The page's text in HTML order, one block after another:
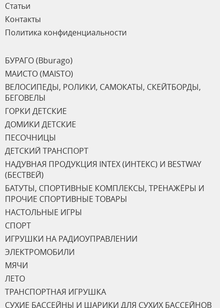
Статьи
Контакты
Политика конфиденциальности
БУРАГО (Bburago)
МАИСТО (MAISTO)
ВЕЛОСИПЕДЫ, РОЛИКИ, САМОКАТЫ, СКЕЙТБОРДЫ,
БЕГОВЕЛЫ
ГОРКИ ДЕТСКИЕ
ДОМИКИ ДЕТСКИЕ
ПЕСОЧНИЦЫ
ДЕТСКИЙ ТРАНСПОРТ
НАДУВНАЯ ПРОДУКЦИЯ INTEX (ИНТЕКС) И BESTWAY
(БЕСТВЕЙ)
БАТУТЫ, СПОРТИВНЫЕ КОМПЛЕКСЫ, ТРЕНАЖЁРЫ И
ПРОЧИЕ СПОРТИВНЫЕ ТОВАРЫ
НАСТОЛЬНЫЕ ИГРЫ
СПОРТ
ИГРУШКИ НА РАДИОУПРАВЛЕНИИ
ЭЛЕКТРОМОБИЛИ
МЯЧИ
ЛЕТО
ТРАНСПОРТНАЯ ИГРУШКА
СУХИЕ БАССЕЙНЫ И ШАРИКИ ДЛЯ СУХИХ БАССЕЙНОВ